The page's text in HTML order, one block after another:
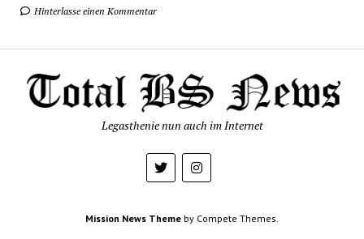
Hinterlasse einen Kommentar
Legasthenie nun auch im Internet
Mission News Theme by Compete Themes.